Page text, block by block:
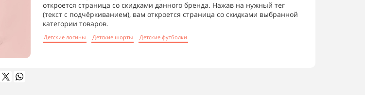
откроется страница со скидками данного бренда. Нажав на нужный тег
(текст с подчёркиванием), вам откроется страница со скидками выбранной
категории товаров.
Детские лосины Детские шорты Детские футболки